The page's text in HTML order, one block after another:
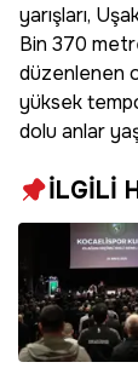
yarışları,
Bin 370
düzenlenen
yüksek
dolu anlar
İLGİLİ